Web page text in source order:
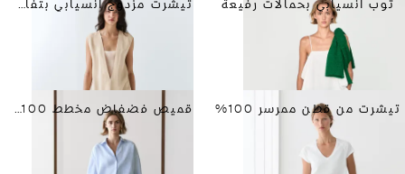
توب انسيابي بحمالات رفيعة تيشرت مزدوج انسيابي بتفاصيل متباينة
تيشرت من قطن ممرسر 100% قميص فضفاض مخطط 100% كتان